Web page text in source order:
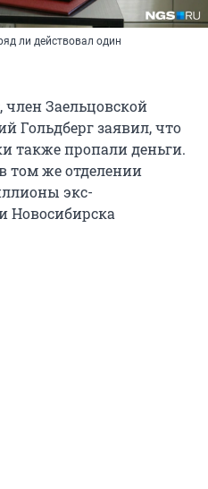
ли действовал один
Заельцовской
Гольдберг заявил, что
также пропали деньги.
том же отделении
экс-
Новосибирска